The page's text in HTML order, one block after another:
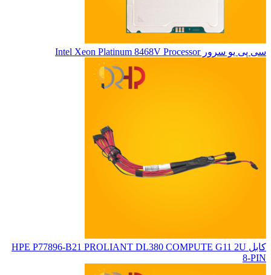
سی پی یو سرور Intel Xeon Platinum 8468V Processor
کابل HPE P77896-B21 PROLIANT DL380 COMPUTE G11 2U
8-PIN